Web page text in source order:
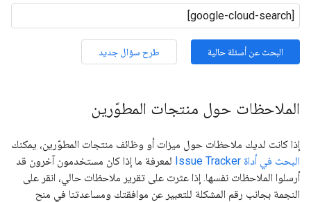
البحث عن أسئلة حالية طرح سؤال جديد
الملاحظات حول منتجات المطوّرين
إذا كانت لديك ملاحظات حول ميزات أو وظائف منتجات المطوّرين، يمكنك
البحث في أداة Issue Tracker
لمعرفة ما إذا كان مستخدمون آخرون قد
أرسلوا الملاحظات نفسها. إذا عثرت على تقرير ملاحظات حالي، انقر على
النجمة بجانب رقم المشكلة للتعبير عن موافقتك ومساعدتنا في منح